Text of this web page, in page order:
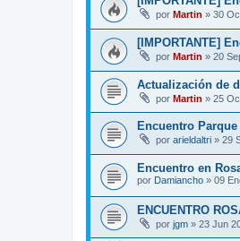
por Martin » 30
[IMPORTANTE]
por Martin » 20
Actualización de
por Martin » 25
Encuentro Parque
por arieldaltri » 29
Encuentro en
por Damiancho » 09
ENCUENTRO
por jgm » 23 Jun